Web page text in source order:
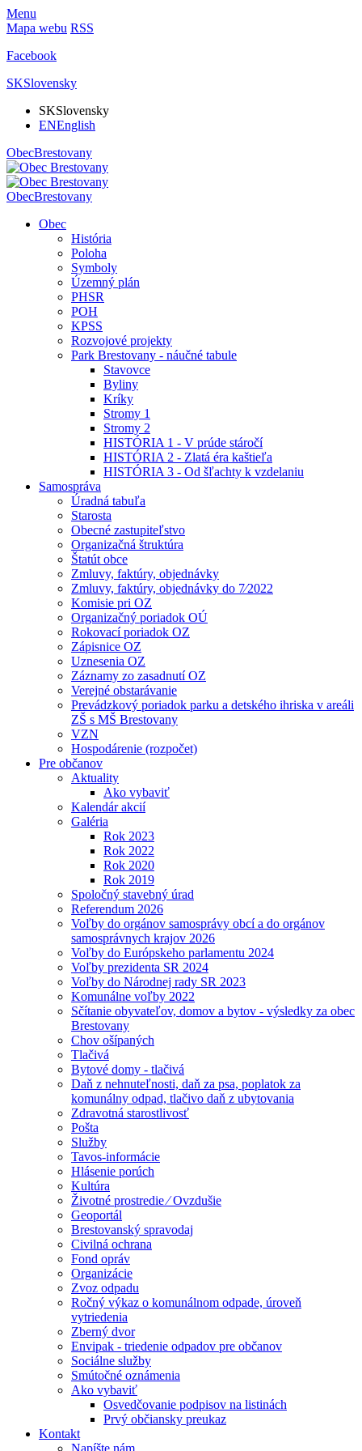
Menu
Mapa webu RSS
Facebook
SKSlovensky
SKSlovensky
ENEnglish
ObecBrestovany
ObecBrestovany
Obec
História
Poloha
Symboly
Územný plán
PHSR
POH
KPSS
Rozvojové projekty
Park Brestovany - náučné tabule
Stavovce
Byliny
Kríky
Stromy 1
Stromy 2
HISTÓRIA 1 - V prúde stáročí
HISTÓRIA 2 - Zlatá éra kaštieľa
HISTÓRIA 3 - Od šľachty k vzdelaniu
Samospráva
Úradná tabuľa
Starosta
Obecné zastupiteľstvo
Organizačná štruktúra
Štatút obce
Zmluvy, faktúry, objednávky
Zmluvy, faktúry, objednávky do 7⁄2022
Komisie pri OZ
Organizačný poriadok OÚ
Rokovací poriadok OZ
Zápisnice OZ
Uznesenia OZ
Záznamy zo zasadnutí OZ
Verejné obstarávanie
Prevádzkový poriadok parku a detského ihriska v areáli
ZŠ s MŠ Brestovany
VZN
Hospodárenie (rozpočet)
Pre občanov
Aktuality
Ako vybaviť
Kalendár akcií
Galéria
Rok 2023
Rok 2022
Rok 2020
Rok 2019
Spoločný stavebný úrad
Referendum 2026
Voľby do orgánov samosprávy obcí a do orgánov
samosprávnych krajov 2026
Voľby do Európskeho parlamentu 2024
Voľby prezidenta SR 2024
Voľby do Národnej rady SR 2023
Komunálne voľby 2022
Sčítanie obyvateľov, domov a bytov - výsledky za obec
Brestovany
Chov ošípaných
Tlačivá
Bytové domy - tlačivá
Daň z nehnuteľnosti, daň za psa, poplatok za
komunálny odpad, tlačivo daň z ubytovania
Zdravotná starostlivosť
Pošta
Služby
Tavos-informácie
Hlásenie porúch
Kultúra
Životné prostredie ⁄ Ovzdušie
Geoportál
Brestovanský spravodaj
Civilná ochrana
Fond opráv
Organizácie
Zvoz odpadu
Ročný výkaz o komunálnom odpade, úroveň
vytriedenia
Zberný dvor
Envipak - triedenie odpadov pre občanov
Sociálne služby
Smútočné oznámenia
Ako vybaviť
Osvedčovanie podpisov na listinách
Prvý občiansky preukaz
Kontakt
Napíšte nám